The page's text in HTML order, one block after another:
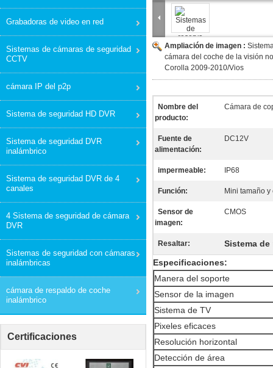
Grabadoras de video en red
Sistemas de cámaras de seguridad
CCTV
cámara IP del p2p
Sistema de seguridad HD DVR
Sistema de seguridad DVR
inalámbrico
Sistema de seguridad DVR de 4
canales
4 Sistema de seguridad de cámara
DVR
Sistemas de seguridad con cámaras
inalámbricas
cámara de respaldo de coche
inalámbrico
Certificaciones
Ampliación de imagen :
cámara del coche de la visión
Corolla 2009-2010/Vios
Nombre del
producto:
Cámara de
Fuente de
alimentación:
DC12V
impermeable: IP68
Función: Mini tamaño
Sensor de
imagen:
CMOS
Resaltar:
Sistema de
Especificaciones:
Manera del soporte
Sensor de la imagen
Sistema de TV
Pixeles eficaces
Resolución horizontal
Detección de área